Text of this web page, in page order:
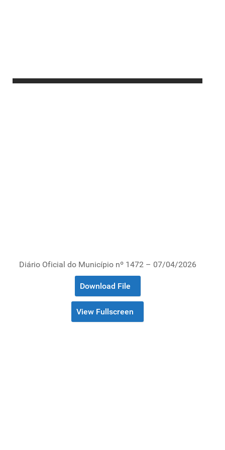
Diário Oficial do Município nº 1472 – 07/04/2026
Download File
View Fullscreen